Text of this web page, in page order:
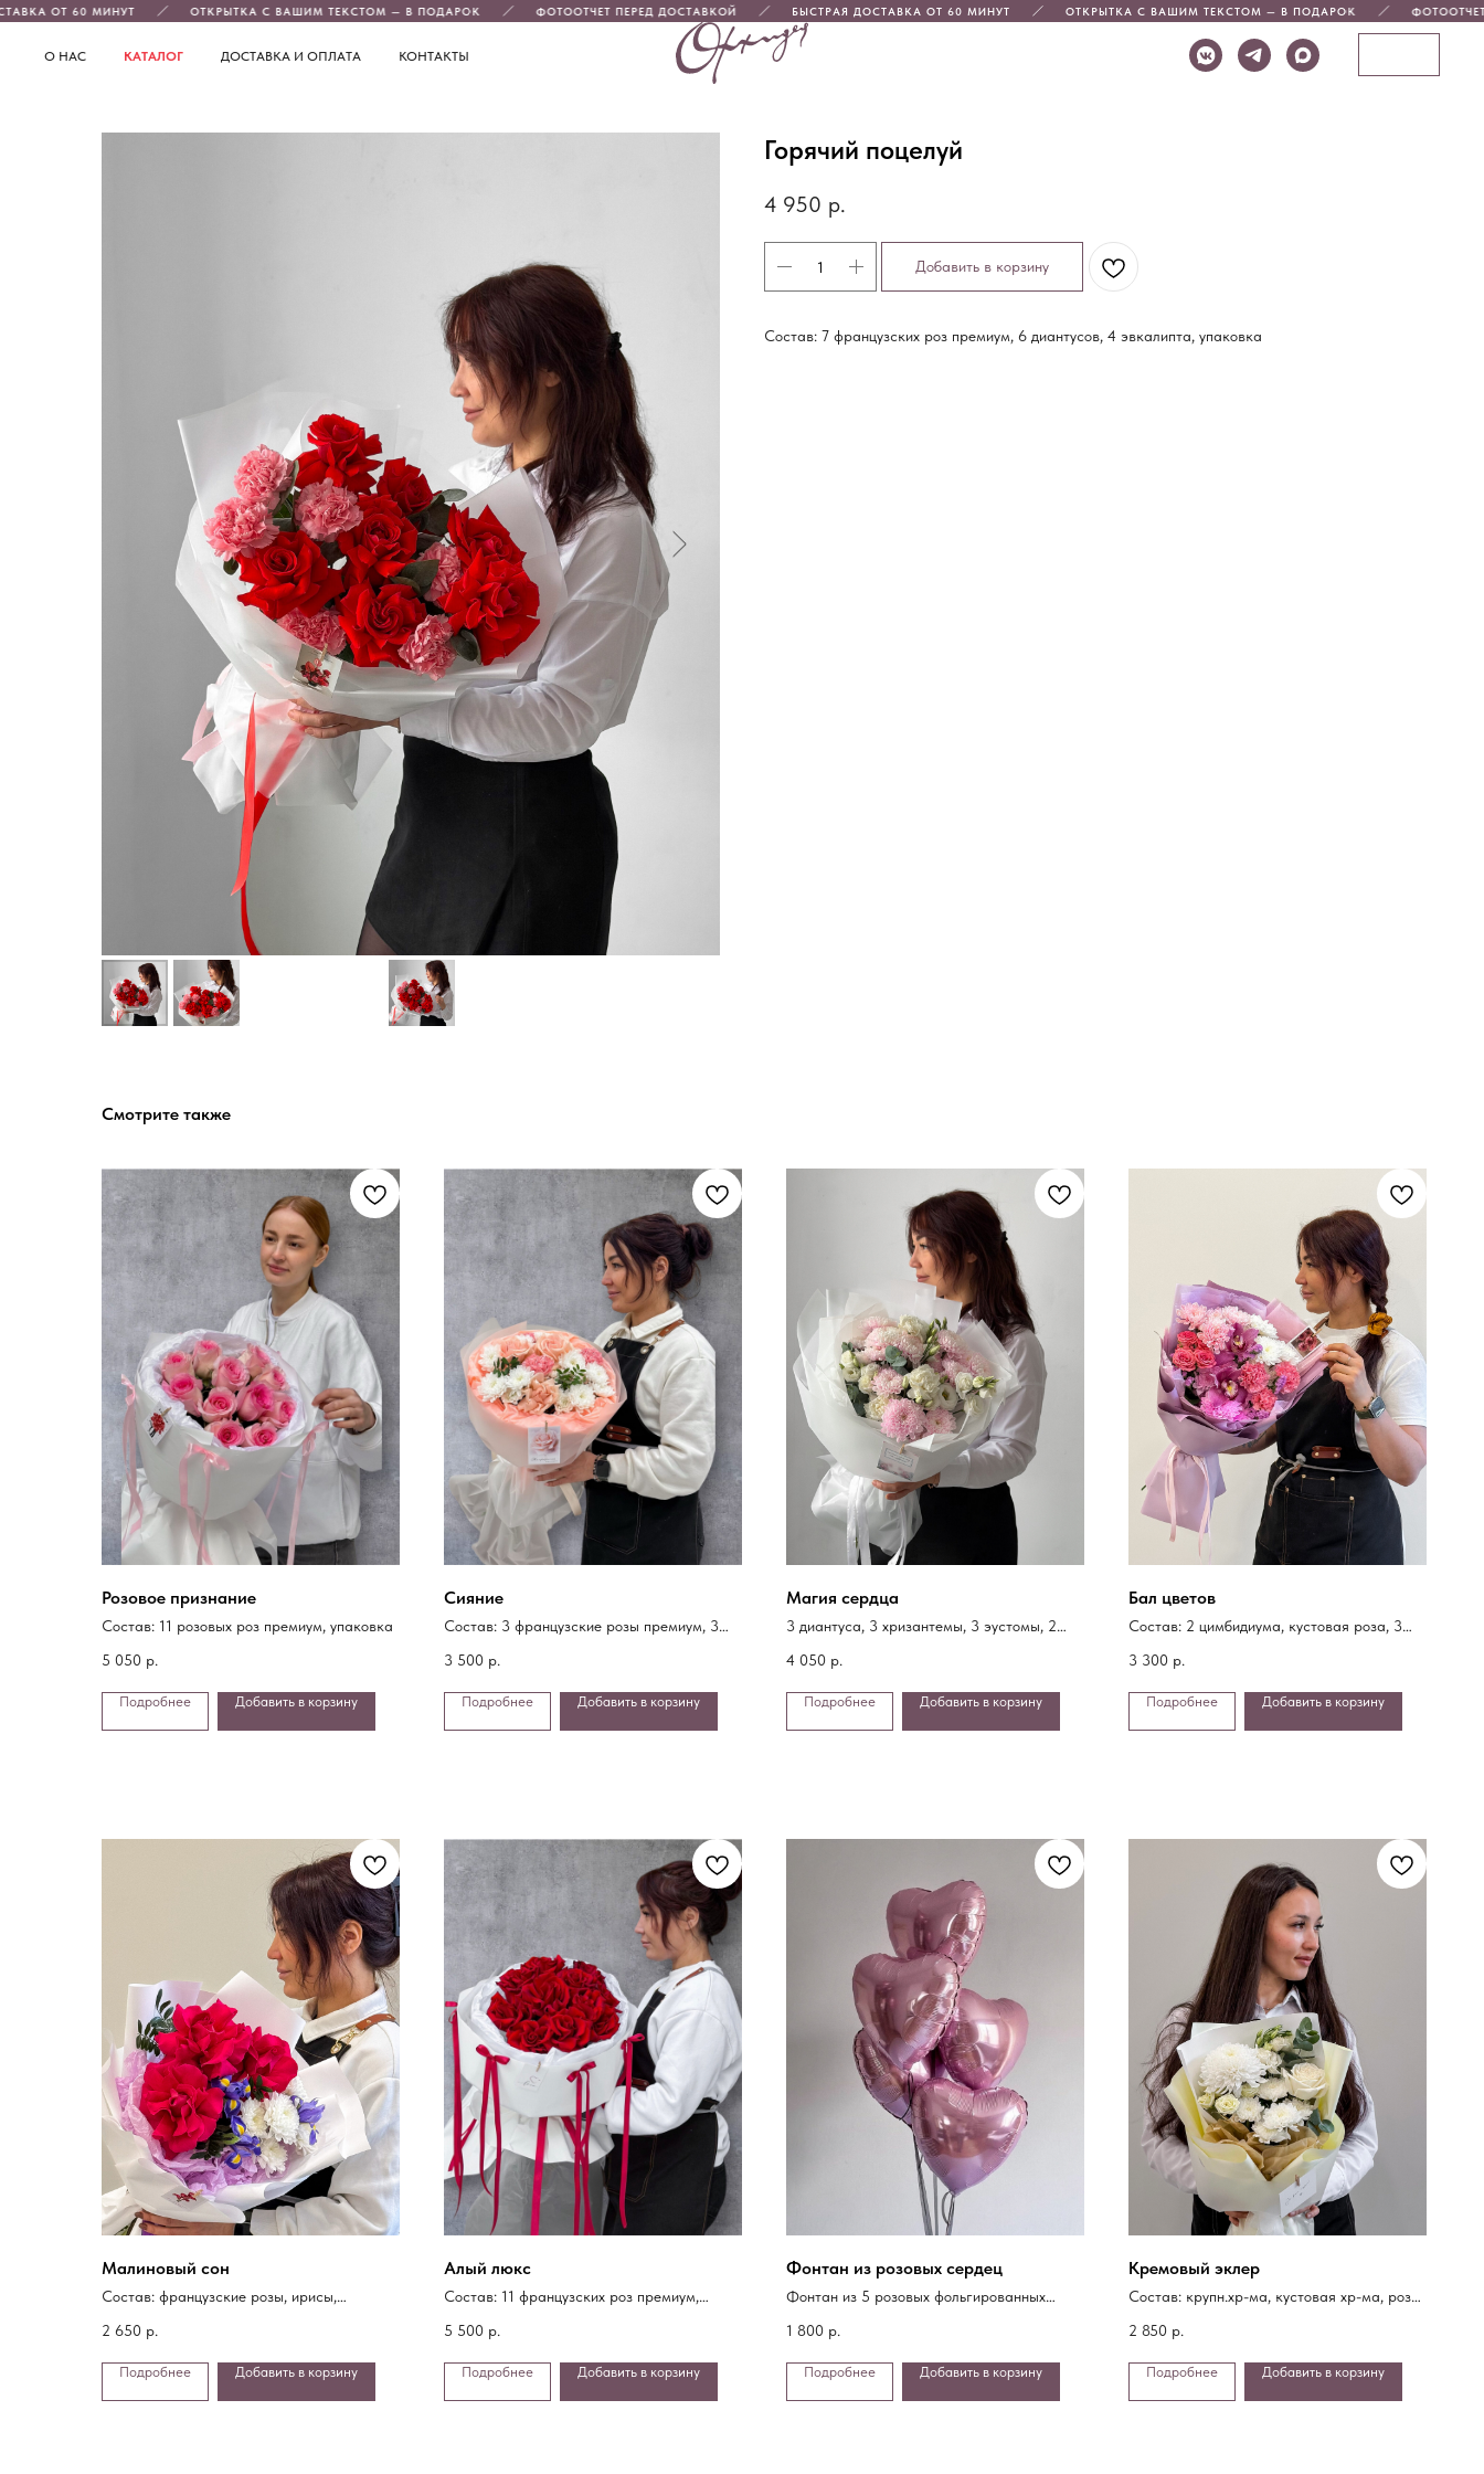
ОТ 60 МИНУТ ОТКРЫТКА С ВАШИМ ТЕКСТОМ — В ПОДАРОК ФОТООТЧЕТ ПЕРЕД ДОСТАВКОЙ БЫСТРАЯ ДОСТАВКА ОТ 60 МИНУТ ОТКРЫТКА С ВАШИМ ТЕКСТОМ — В ПОДАРОК ФОТООТЧЕТ
О НАС КАТАЛОГ ДОСТАВКА И ОПЛАТА КОНТАКТЫ +7 (914) 925-93-17
Горячий поцелуй
4 950 р.
Добавить в корзину
Состав: 7 французских роз премиум, 6 диантусов, 4 эвкалипта, упаковка
Смотрите также
Розовое признание
Состав: 11 розовых роз премиум, упаковка
5 050 р.
Подробнее Добавить в корзину
Сияние
Состав: 3 французские розы премиум, 3
3 500 р.
Подробнее Добавить в корзину
Магия сердца
3 диантуса, 3 хризантемы, 3 эустомы, 2
4 050 р.
Подробнее Добавить в корзину
Бал цветов
Состав: 2 цимбидиума, кустовая роза, 3
3 300 р.
Подробнее Добавить в корзину
Малиновый сон
Состав: французские розы, ирисы,
2 650 р.
Подробнее Добавить в корзину
Алый люкс
Состав: 11 французских роз премиум,
5 500 р.
Подробнее Добавить в корзину
Фонтан из розовых сердец
Фонтан из 5 розовых фольгированных
1 800 р.
Подробнее Добавить в корзину
Кремовый эклер
Состав: крупн.хр-ма, кустовая хр-ма, роза,
упаковка
2 850 р.
Подробнее Добавить в корзину